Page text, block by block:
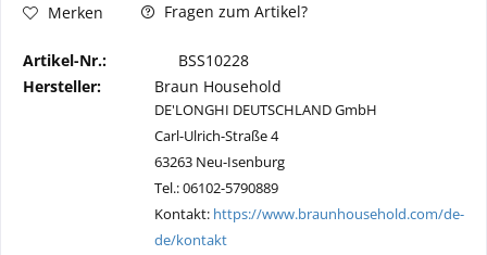
Merken Fragen zum Artikel?
Artikel-Nr.:
BSS10228
Hersteller:
Braun Household
DE'LONGHI DEUTSCHLAND GmbH
Carl-Ulrich-Straße 4
63263 Neu-Isenburg
Tel.: 06102-5790889
Kontakt: https://www.braunhousehold.com/de-
de/kontakt